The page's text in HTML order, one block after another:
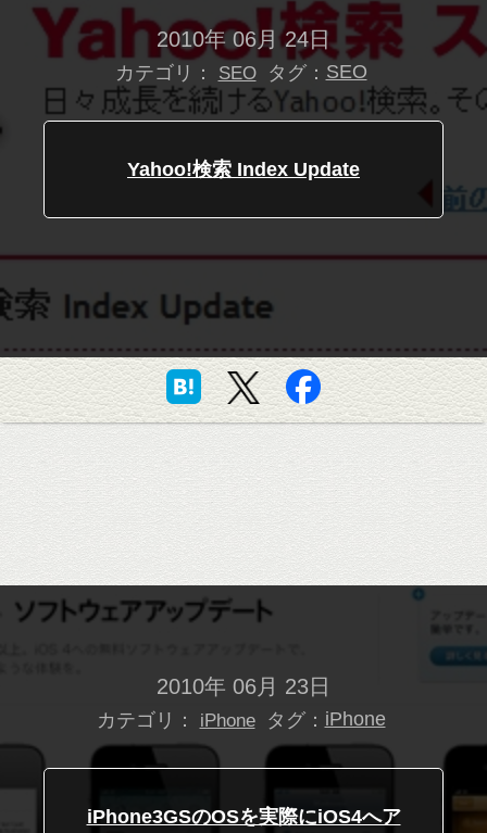
2010年 06月 24日
カテゴリ： SEO タグ： SEO
Yahoo!検索 Index Update
2010年 06月 23日
カテゴリ： iPhone タグ： iPhone
iPhone3GSのOSを実際にiOS4へア